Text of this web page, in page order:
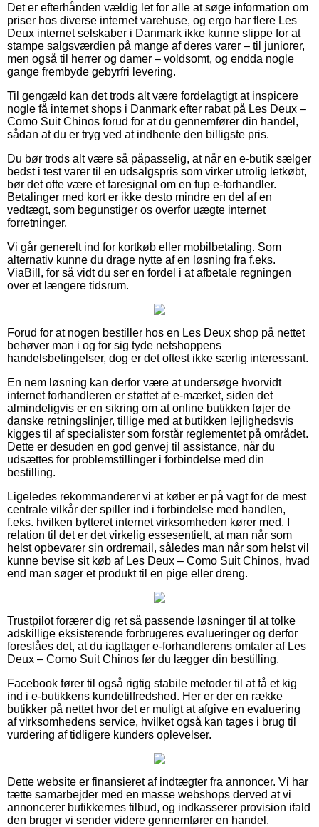
Det er efterhånden vældig let for alle at søge information om
priser hos diverse internet varehuse, og ergo har flere Les
Deux internet selskaber i Danmark ikke kunne slippe for at
stampe salgsværdien på mange af deres varer – til juniorer,
men også til herrer og damer – voldsomt, og endda nogle
gange frembyde gebyrfri levering.
Til gengæld kan det trods alt være fordelagtigt at inspicere
nogle få internet shops i Danmark efter rabat på Les Deux –
Como Suit Chinos forud for at du gennemfører din handel,
sådan at du er tryg ved at indhente den billigste pris.
Du bør trods alt være så påpasselig, at når en e-butik sælger
bedst i test varer til en udsalgspris som virker utrolig letkøbt,
bør det ofte være et faresignal om en fup e-forhandler.
Betalinger med kort er ikke desto mindre en del af en
vedtægt, som begunstiger os overfor uægte internet
forretninger.
Vi går generelt ind for kortkøb eller mobilbetaling. Som
alternativ kunne du drage nytte af en løsning fra f.eks.
ViaBill, for så vidt du ser en fordel i at afbetale regningen
over et længere tidsrum.
Forud for at nogen bestiller hos en Les Deux shop på nettet
behøver man i og for sig tyde netshoppens
handelsbetingelser, dog er det oftest ikke særlig interessant.
En nem løsning kan derfor være at undersøge hvorvidt
internet forhandleren er støttet af e-mærket, siden det
almindeligvis er en sikring om at online butikken føjer de
danske retningslinjer, tillige med at butikken lejlighedsvis
kigges til af specialister som forstår reglementet på området.
Dette er desuden en god genvej til assistance, når du
udsættes for problemstillinger i forbindelse med din
bestilling.
Ligeledes rekommanderer vi at køber er på vagt for de mest
centrale vilkår der spiller ind i forbindelse med handlen,
f.eks. hvilken bytteret internet virksomheden kører med. I
relation til det er det virkelig essesentielt, at man når som
helst opbevarer sin ordremail, således man når som helst vil
kunne bevise sit køb af Les Deux – Como Suit Chinos, hvad
end man søger et produkt til en pige eller dreng.
Trustpilot forærer dig ret så passende løsninger til at tolke
adskillige eksisterende forbrugeres evalueringer og derfor
foreslåes det, at du iagttager e-forhandlerens omtaler af Les
Deux – Como Suit Chinos før du lægger din bestilling.
Facebook fører til også rigtig stabile metoder til at få et kig
ind i e-butikkens kundetilfredshed. Her er der en række
butikker på nettet hvor det er muligt at afgive en evaluering
af virksomhedens service, hvilket også kan tages i brug til
vurdering af tidligere kunders oplevelser.
Dette website er finansieret af indtægter fra annoncer. Vi har
tætte samarbejder med en masse webshops derved at vi
annoncerer butikkernes tilbud, og indkasserer provision ifald
den bruger vi sender videre gennemfører en handel.